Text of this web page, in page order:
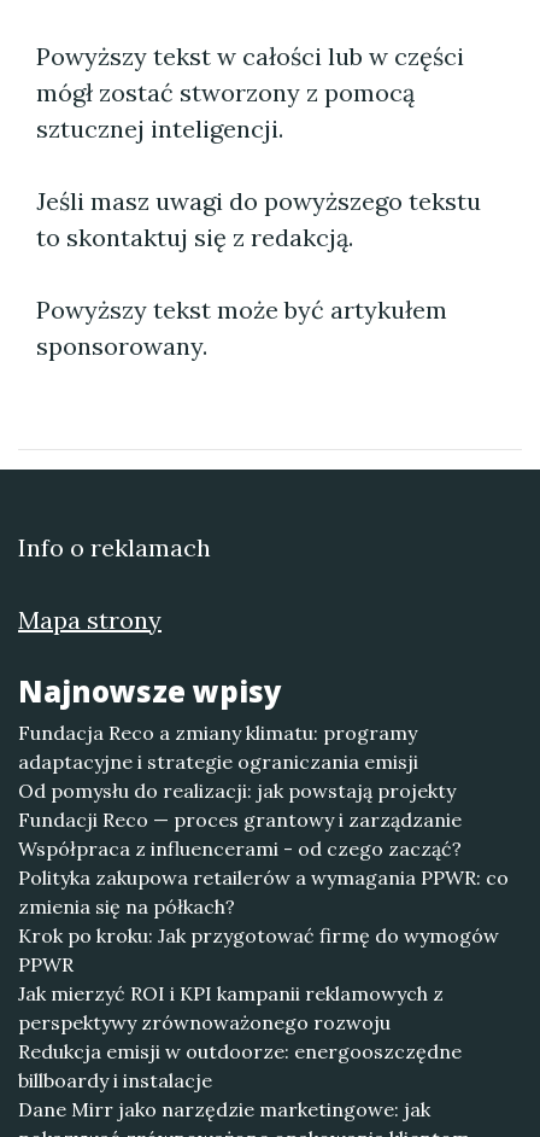
Powyższy tekst w całości lub w części
mógł zostać stworzony z pomocą
sztucznej inteligencji.
Jeśli masz uwagi do powyższego tekstu
to skontaktuj się z redakcją.
Powyższy tekst może być artykułem
sponsorowany.
Info o reklamach
Mapa strony
Najnowsze wpisy
Fundacja Reco a zmiany klimatu: programy
adaptacyjne i strategie ograniczania emisji
Od pomysłu do realizacji: jak powstają projekty
Fundacji Reco — proces grantowy i zarządzanie
Współpraca z influencerami - od czego zacząć?
Polityka zakupowa retailerów a wymagania PPWR: co
zmienia się na półkach?
Krok po kroku: Jak przygotować firmę do wymogów
PPWR
Jak mierzyć ROI i KPI kampanii reklamowych z
perspektywy zrównoważonego rozwoju
Redukcja emisji w outdoorze: energooszczędne
billboardy i instalacje
Dane Mirr jako narzędzie marketingowe: jak